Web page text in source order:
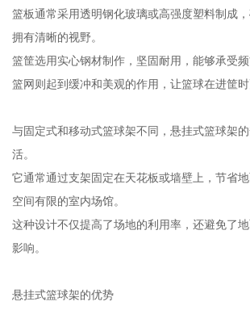
篮板通常采用透明钢化玻璃或高强度塑料制成
拥有清晰的视野。
篮筐选用实心钢材制作，坚固耐用，能够承受频
篮网则起到缓冲和美观的作用，让篮球在进筐时
与固定式和移动式篮球架不同，悬挂式篮球架
活。
它通常通过支架固定在天花板或墙壁上，节省
空间有限的室内场馆。
这种设计不仅提高了场地的利用率，还避免了
影响。
悬挂式篮球架的优势